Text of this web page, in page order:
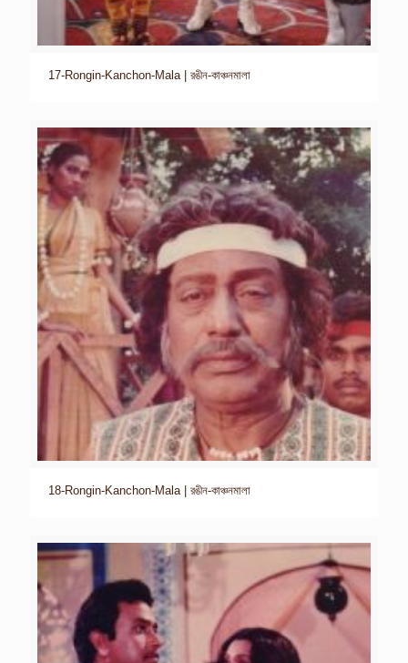
17-Rongin-Kanchon-Mala | রঙীন-কাঞ্চনমালা
18-Rongin-Kanchon-Mala | রঙীন-কাঞ্চনমালা